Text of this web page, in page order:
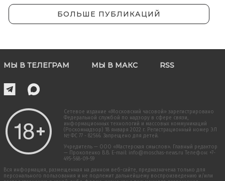
БОЛЬШЕ ПУБЛИКАЦИЙ
МЫ В ТЕЛЕГРАМ МЫ В МАКС RSS
Сетевое издание «Московский часовой» зарегистрировано
Федеральной службой по надзору в сфере связи,
информационных технологий и массовых коммуникаций
(Роскомнадзор) 18 января 2022 г. Регистрационный номер ЭЛ
№ ФС 77 - 82566. Запрещено для детей.
Учредитель — ООО «Мастерская смыслов». Главный редактор
— Прокопенко В.В. E-mail: info@moschas-news.ru Телефон: +7-
495-568-09-59
Вся информация, размещенная на данном веб-сайте, предназначена только для
персонального пользования и не подлежит дальнейшему воспроизведению и/или